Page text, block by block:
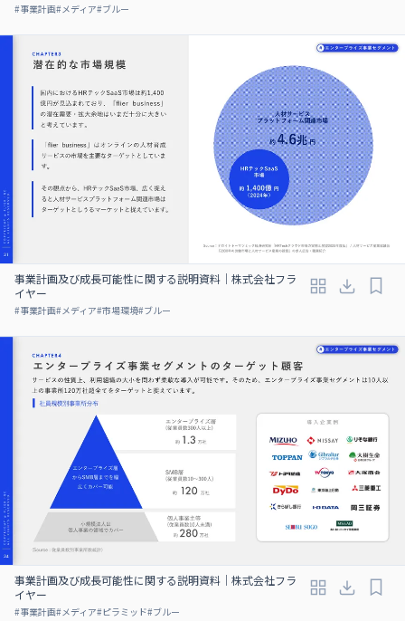
#事業計画#メディア#ブルー
事業計画及び成⻑可能性に関する説明資料｜株式会社フラ
イヤー
#事業計画#メディア#市場環境#ブルー
事業計画及び成⻑可能性に関する説明資料｜株式会社フラ
イヤー
#事業計画#メディア#ピラミッド#ブルー